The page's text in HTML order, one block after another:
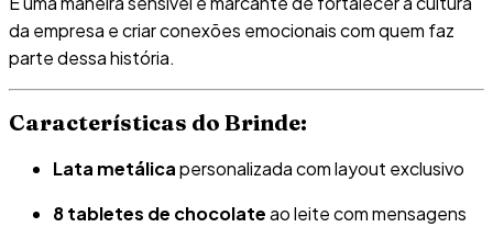
da empresa e criar conexões emocionais com quem faz
parte dessa história.
Características do Brinde:
Lata metálicapersonalizada com layout exclusivo
8 tabletes de chocolateao leite com mensagens